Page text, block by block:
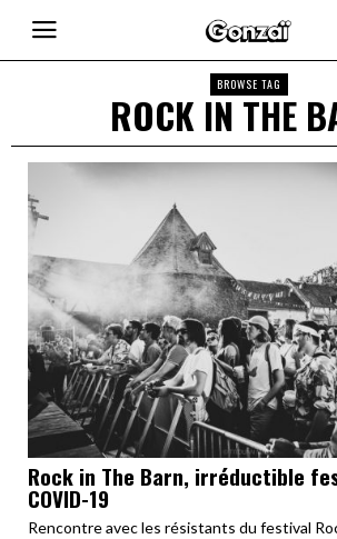
BROWSE TAG
ROCK IN THE
Rock in The Barn, irréductible
COVID-19
Rencontre avec les résistants du festival